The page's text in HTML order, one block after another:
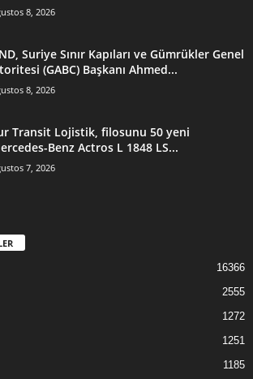
8, 2026
Suriye Sınır Kapıları ve Gümrükler Genel
(GABC) Başkanı Ahmed...
8, 2026
Transit Lojistik, filosunu 50 yeni
Benz Actros L 1848 LS...
7, 2026
16366
2555
1272
1251
1185